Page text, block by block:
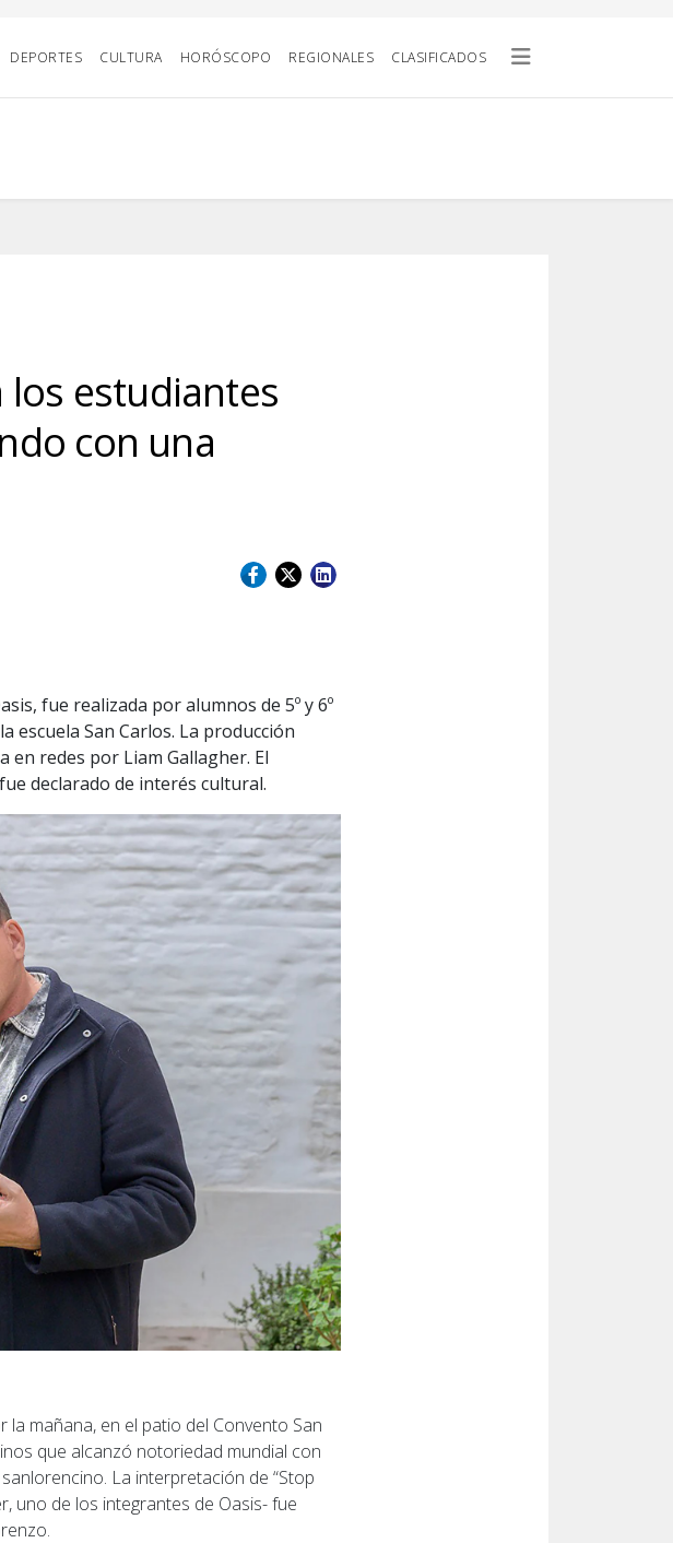
DEPORTES CULTURA HORÓSCOPO REGIONALES CLASIFICADOS
estudiantes
con una
fue realizada por alumnos de 5º y 6º
escuela San Carlos. La producción
redes por Liam Gallagher. El
declarado de interés cultural.
mañana, en el patio del Convento San
que alcanzó notoriedad mundial con
La interpretación de “Stop
uno de los integrantes de Oasis- fue